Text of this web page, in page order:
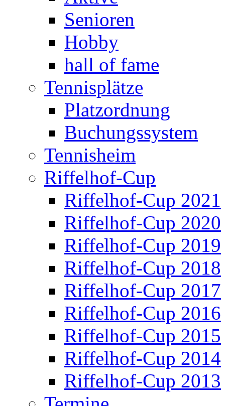
Senioren
Hobby
hall of fame
Tennisplätze
Platzordnung
Buchungssystem
Tennisheim
Riffelhof-Cup
Riffelhof-Cup 2021
Riffelhof-Cup 2020
Riffelhof-Cup 2019
Riffelhof-Cup 2018
Riffelhof-Cup 2017
Riffelhof-Cup 2016
Riffelhof-Cup 2015
Riffelhof-Cup 2014
Riffelhof-Cup 2013